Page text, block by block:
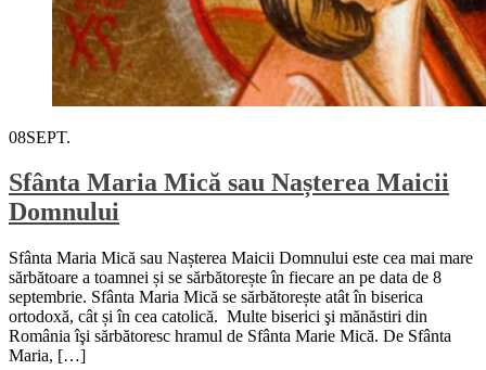
08SEPT.
Sfânta Maria Mică sau Nașterea Maicii
Domnului
Sfânta Maria Mică sau Nașterea Maicii Domnului este cea mai mare
sărbătoare a toamnei și se sărbătorește în fiecare an pe data de 8
septembrie. Sfânta Maria Mică se sărbătorește atât în biserica
ortodoxă, cât și în cea catolică. Multe biserici şi mănăstiri din
România îşi sărbătoresc hramul de Sfânta Marie Mică. De Sfânta
Maria, […]